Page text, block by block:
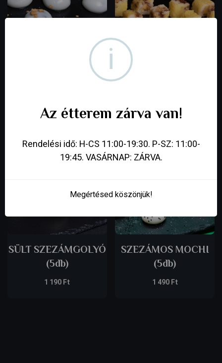
MOGYORÓS MOCHI
NUTELLÁS-BANÁNOS
SÜLT SZEZÁMGOLYÓ
(5db)
1 190Ft
SZEZÁMOS MOCHI
(5db)
1 490Ft
i
Az étterem zárva van!
Rendelési idő: H-CS 11:00-19:30. P-SZ: 11:00-
19:45. VASÁRNAP: ZÁRVA.
Megértésed köszönjük!